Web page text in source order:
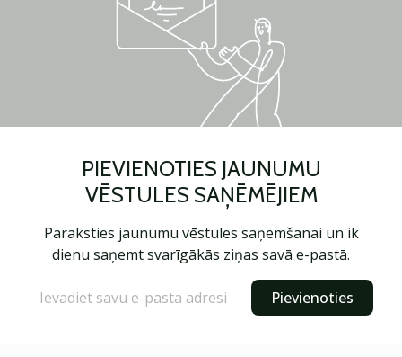
PIEVIENOTIES JAUNUMU
VĒSTULES SAŅĒMĒJIEM
Paraksties jaunumu vēstules saņemšanai un ik
dienu saņemt svarīgākās ziņas savā e-pastā.
Pievienoties